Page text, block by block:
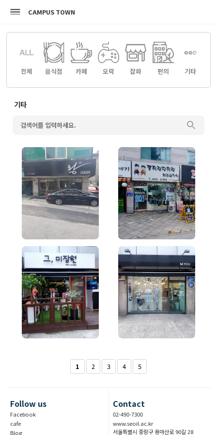
CAMPUS TOWN
전체 음식점 카페 오락 잡화 편의 기타
기타
1 2 3 4 5
Follow us
Facebook
cafe
Blog
Contact
02-490-7300
www.seoil.ac.kr
서울특별시 중랑구 용마산로 90길 28